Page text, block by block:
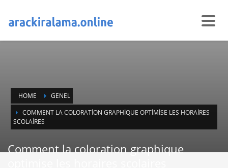
HOME
GENEL
COMMENT LA COLORATION GRAPHIQUE OPTIMISE LES HORAIRES
SCOLAIRES
Comment la coloration graphique